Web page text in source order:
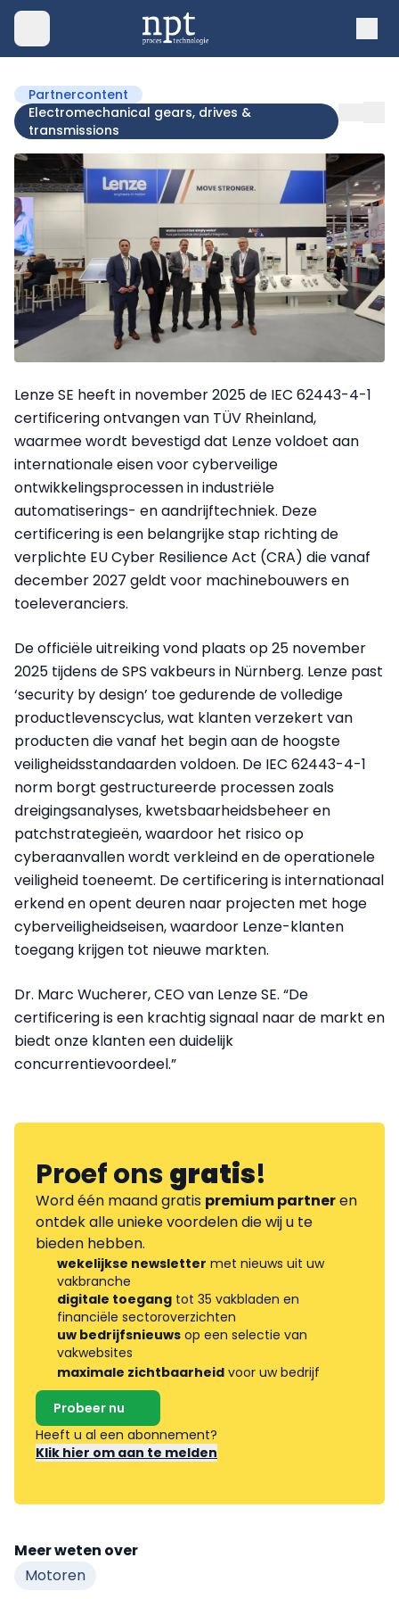
Partnercontent
Electromechanical gears, drives &
transmissions
Lenze SE heeft in november 2025 de IEC 62443-4-1
certificering ontvangen van TÜV Rheinland,
waarmee wordt bevestigd dat Lenze voldoet aan
internationale eisen voor cyberveilige
ontwikkelingsprocessen in industriële
automatiserings- en aandrijftechniek. Deze
certificering is een belangrijke stap richting de
verplichte EU Cyber Resilience Act (CRA) die vanaf
december 2027 geldt voor machinebouwers en
toeleveranciers.
De officiële uitreiking vond plaats op 25 november
2025 tijdens de SPS vakbeurs in Nürnberg. Lenze past
‘security by design’ toe gedurende de volledige
productlevenscyclus, wat klanten verzekert van
producten die vanaf het begin aan de hoogste
veiligheidsstandaarden voldoen. De IEC 62443-4-1
norm borgt gestructureerde processen zoals
dreigingsanalyses, kwetsbaarheidsbeheer en
patchstrategieën, waardoor het risico op
cyberaanvallen wordt verkleind en de operationele
veiligheid toeneemt. De certificering is internationaal
erkend en opent deuren naar projecten met hoge
cyberveiligheidseisen, waardoor Lenze-klanten
toegang krijgen tot nieuwe markten.
Dr. Marc Wucherer, CEO van Lenze SE. “De
certificering is een krachtig signaal naar de markt en
biedt onze klanten een duidelijk
concurrentievoordeel.”
Proef onsgratis!
Word één maand gratis premium partneren
ontdek alle unieke voordelen die wij u te
bieden hebben.
wekelijkse newsletter met nieuws uit uw
vakbranche
digitale toegang tot 35 vakbladen en
financiële sectoroverzichten
uw bedrijfsnieuws op een selectie van
vakwebsites
maximale zichtbaarheid voor uw bedrijf
Probeer nu
Heeft u al een abonnement?
Klik hier om aan te melden
Meer weten over
Motoren